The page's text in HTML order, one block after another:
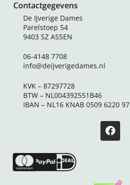
Contactgegevens
De IJverige Dames
Parelstoep 54
9403 SZ ASSEN
06-4148 7708
info@deijverigedames.nl
KVK – 87297728
BTW – NL004392551B46
IBAN – NL16 KNAB 0509 6220 97